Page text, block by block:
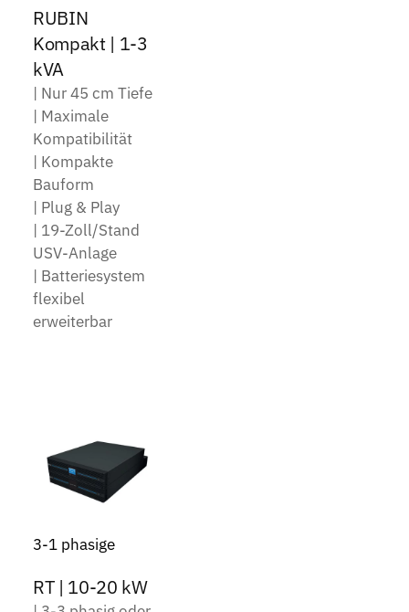
RUBIN
Kompakt | 1-3
kVA
| Nur 45 cm Tiefe
| Maximale
Kompatibilität
| Kompakte
Bauform
| Plug & Play
| 19-Zoll/Stand
USV-Anlage
| Batteriesystem
flexibel
erweiterbar
3-1 phasige
RT | 10-20 kW